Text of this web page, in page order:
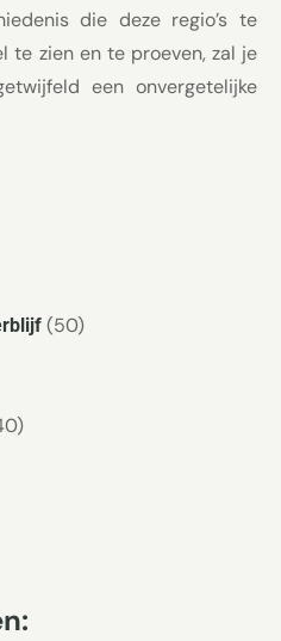
die deze regio’s te
te zien en te proeven, zal je
een onvergetelijke
(50)